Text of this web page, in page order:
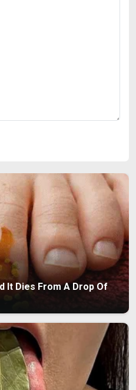
It Dies From A Drop Of